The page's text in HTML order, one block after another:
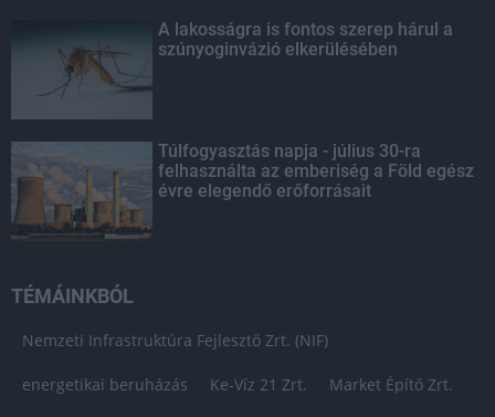
A lakosságra is fontos szerep hárul a
szúnyoginvázió elkerülésében
Túlfogyasztás napja - július 30-ra
felhasználta az emberiség a Föld egész
évre elegendő erőforrásait
TÉMÁINKBÓL
Nemzeti Infrastruktúra Fejlesztő Zrt. (NIF)
energetikai beruházás Ke-Víz 21 Zrt. Market Építő Zrt.